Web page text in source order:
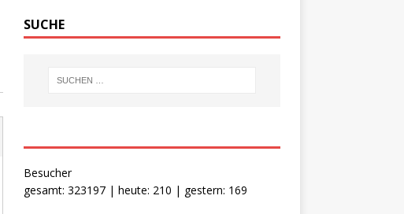
SUCHE
Besucher
gesamt: 323197 | heute: 210 | gestern: 169